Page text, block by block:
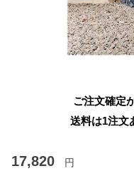
ご注文確定
送料は1注文
17,820 円